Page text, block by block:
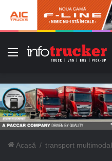
Meniu
Acasă / transport multimodal